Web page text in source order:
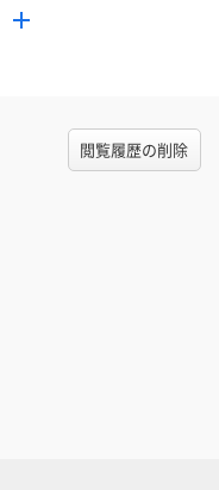
閲覧履歴の削除